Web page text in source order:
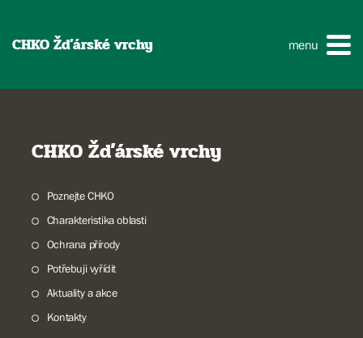
CHKO Žďárské vrchy menu
CHKO Žďárské vrchy
Poznejte CHKO
Charakteristika oblasti
Ochrana přírody
Potřebuji vyřídit
Aktuality a akce
Kontakty